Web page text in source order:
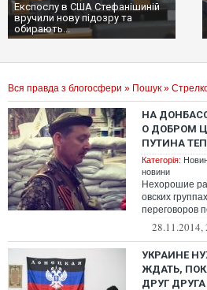
Експослу в США Стефанішиній
вручили нову підозру та
обирають...
Вся правда з блогосфери » Пошук »
НА
О ДОБРОМ
ПУТИНА
Категорія:
новини
Нехорошие
овских
переговоров
недовольны
28.11.2014,
УКРАИНЕ
ЖДАТЬ,
ДРУГ